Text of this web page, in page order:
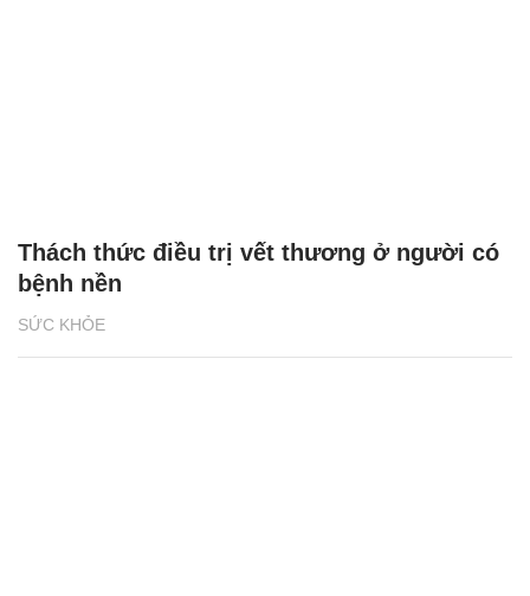
SỨC KHỎE
Thách thức điều trị vết thương ở người có
bệnh nền